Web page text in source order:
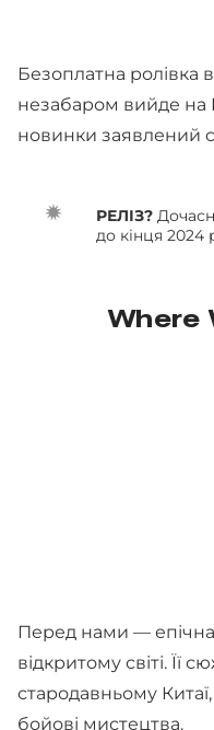
Безоплатна ролівка
незабаром вийде на
новинки заявлений
РЕЛІЗ?
до кінця 2024
Where
Перед нами —
відкритому світі. Її
стародавньому
бойові мистецтва.